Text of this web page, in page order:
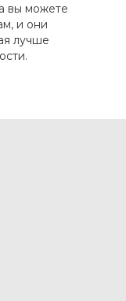
вы можете
и они
лучше